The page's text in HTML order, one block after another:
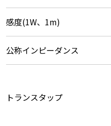
感度(1W、1m)
公称インピーダンス
トランスタップ